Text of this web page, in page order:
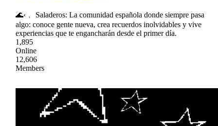
🌊‹﹐ Saladeros: La comunidad española donde siempre pasa
algo: conoce gente nueva, crea recuerdos inolvidables y vive
experiencias que te engancharán desde el primer día.
1,895
Online
12,606
Members